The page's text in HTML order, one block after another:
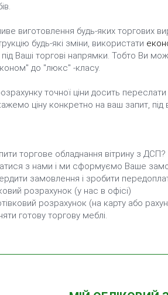
виготовлення будь-яких торгових
будь-які зміни, використати
Ваші торгові напрямки. Тобто Ви
до "люкс" -класу.
точної ціни досить переслати
ціну конкретно на ваш запит, під
торгове обладнання вітрину з ДСП?
з нами і ми сформуємо Ваше
замовлення і зробити
розрахунок (у нас в офісі)
розрахунок (на карту або
готову торгову меблі.